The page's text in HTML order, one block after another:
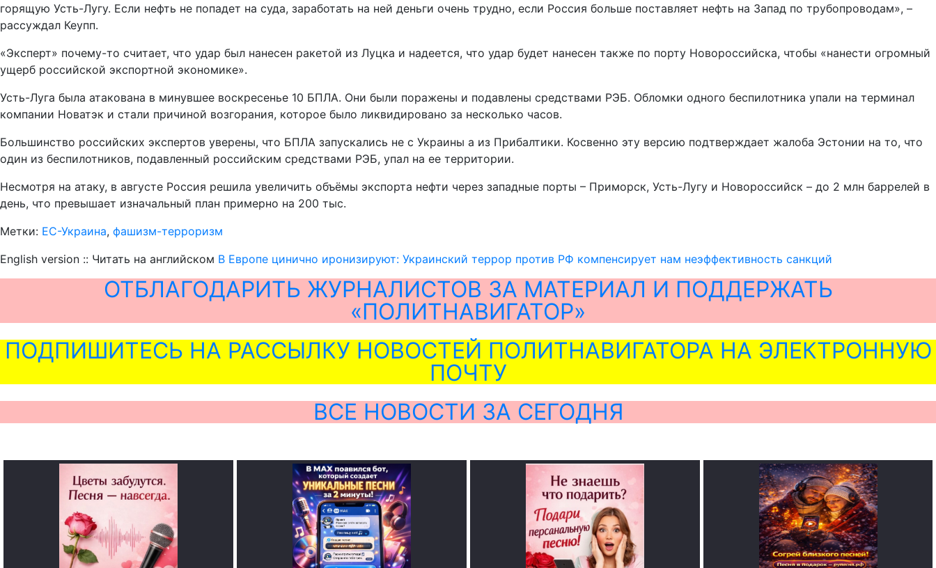
горящую Усть-Лугу. Если нефть не попадет на суда, заработать на ней деньги очень трудно, если Россия больше поставляет нефть на Запад по трубопроводам», –
рассуждал Кеупп.
«Эксперт» почему-то считает, что удар был нанесен ракетой из Луцка и надеется, что удар будет нанесен также по порту Новороссийска, чтобы «нанести огромный
ущерб российской экспортной экономике».
Усть-Луга была атакована в минувшее воскресенье 10 БПЛА. Они были поражены и подавлены средствами РЭБ. Обломки одного беспилотника упали на терминал
компании Новатэк и стали причиной возгорания, которое было ликвидировано за несколько часов.
Большинство российских экспертов уверены, что БПЛА запускались не с Украины а из Прибалтики. Косвенно эту версию подтверждает жалоба Эстонии на то, что
один из беспилотников, подавленный российским средствами РЭБ, упал на ее территории.
Несмотря на атаку, в августе Россия решила увеличить объёмы экспорта нефти через западные порты – Приморск, Усть-Лугу и Новороссийск – до 2 млн баррелей в
день, что превышает изначальный план примерно на 200 тыс.
Метки: ЕС-Украина, фашизм-терроризм
English version :: Читать на английском В Европе цинично иронизируют: Украинский террор против РФ компенсирует нам неэффективность санкций
ОТБЛАГОДАРИТЬ ЖУРНАЛИСТОВ ЗА МАТЕРИАЛ И ПОДДЕРЖАТЬ
«ПОЛИТНАВИГАТОР»
ПОДПИШИТЕСЬ НА РАССЫЛКУ НОВОСТЕЙ ПОЛИТНАВИГАТОРА НА ЭЛЕКТРОННУЮ
ПОЧТУ
ВСЕ НОВОСТИ ЗА СЕГОДНЯ